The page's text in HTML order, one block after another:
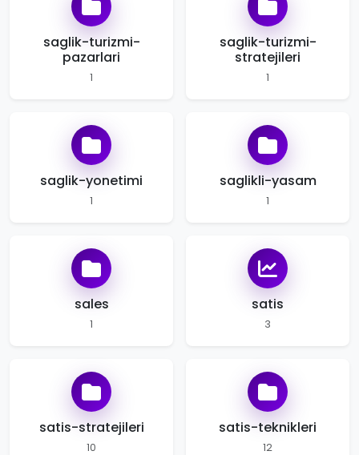
saglik-turizmi-
pazarlari
1
saglik-turizmi-
stratejileri
1
saglik-yonetimi
1
saglikli-yasam
1
sales
1
satis
3
satis-stratejileri
10
satis-teknikleri
12